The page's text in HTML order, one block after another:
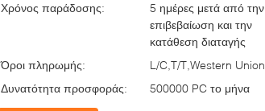
Χρόνος παράδοσης:
5 ημέρες μετά από την
επιβεβαίωση και την
κατάθεση διαταγής
Όροι πληρωμής:
L/C,T/T,Western Union
Δυνατότητα προσφοράς:
500000 PC το μήνα